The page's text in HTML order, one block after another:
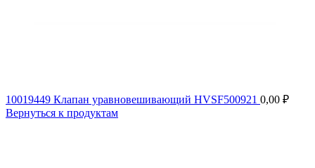
10019449 Клапан уравновешивающий HVSF500921 0,00 ₽
Вернуться к продуктам